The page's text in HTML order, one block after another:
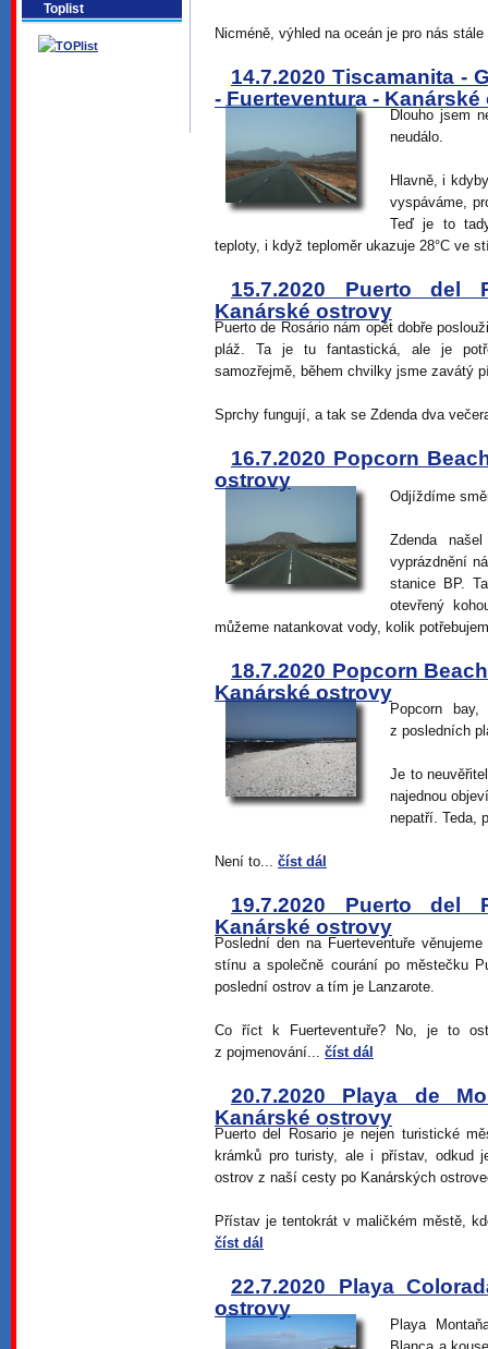
Toplist
Nicméně, výhled na oceán je pro nás
14.7.2020 Tiscamanita -
- Fuerteventura -
Dlouho jsem
neudálo.
Hlavně, i
vyspáváme,
Teď je to
teploty, i když teploměr ukazuje 28°C ve
15.7.2020 Puerto del
Kanárské ostrovy
Puerto de Rosário nám opět dobře
pláž. Ta je tu fantastická, ale je
samozřejmě, během chvilky jsme zavátý
Sprchy fungují, a tak se Zdenda dva
16.7.2020 Popcorn
ostrovy
Odjíždíme
Zdenda
vyprázdnění
stanice BP.
otevřený
můžeme natankovat vody, kolik
18.7.2020 Popcorn
Kanárské ostrovy
Popcorn
z posledních
Je to
najednou
nepatří. Teda,
Není to... číst dál
19.7.2020 Puerto del
Kanárské ostrovy
Poslední den na Fuerteventuře
stínu a společně courání po městečku
poslední ostrov a tím je Lanzarote.
Co říct k Fuerteventuře? No, je to
z pojmenování... číst dál
20.7.2020 Playa de
Kanárské ostrovy
Puerto del Rosario je nejen turistické
krámků pro turisty, ale i přístav, odkud
ostrov z naší cesty po Kanárských
Přístav je tentokrát v maličkém městě,
číst dál
22.7.2020 Playa
ostrovy
Playa